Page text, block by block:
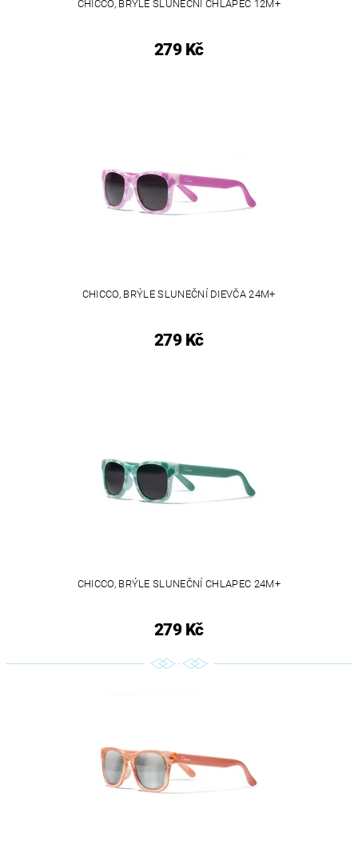
CHICCO, BRÝLE SLUNEČNÍ CHLAPEC 12M+
279 Kč
CHICCO, BRÝLE SLUNEČNÍ DIEVČA 24M+
279 Kč
CHICCO, BRÝLE SLUNEČNÍ CHLAPEC 24M+
279 Kč